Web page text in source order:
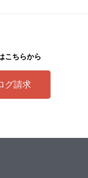
こちらから
グ請求